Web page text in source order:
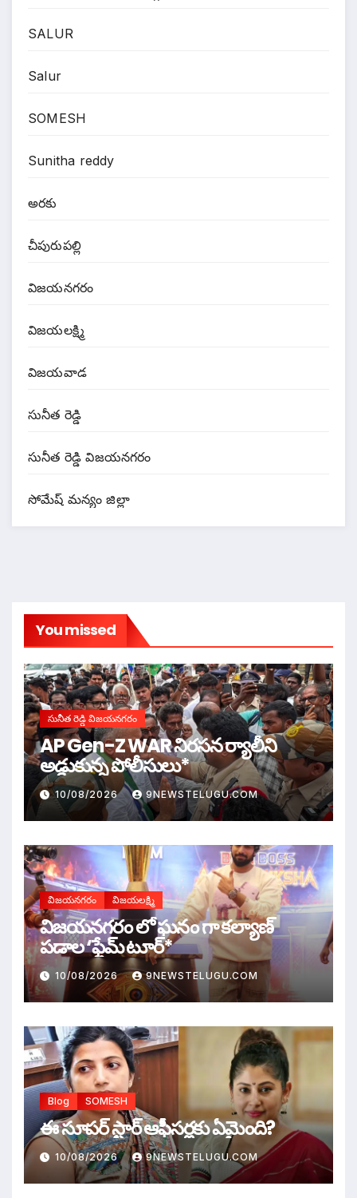
SALUR
Salur
SOMESH
Sunitha reddy
అరకు
చీపురుపల్లి
విజయనగరం
విజయలక్ష్మి
విజయవాడ
సునీత రెడ్డి
సునీత రెడ్డి విజయనగరం
సోమేష్ మన్యం జిల్లా
You missed
సునీత రెడ్డి విజయనగరం
AP Gen-Z WAR నిరసన ర్యాలీని
అడ్డుకున్న పోలీసులు*
10/08/2026 9NEWSTELUGU.COM
విజయనగరం విజయలక్ష్మి
విజ‌య‌న‌గ‌రం లో ఘ‌నం గా క‌ల్యాణ్
ప‌డాల ‘ఫ్లేమ్ టూర్*
10/08/2026 9NEWSTELUGU.COM
Blog SOMESH
ఈ సూపర్ స్టార్ ఆఫీసర్లకు ఏమైంది?
10/08/2026 9NEWSTELUGU.COM